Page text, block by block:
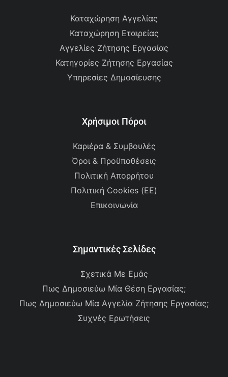
Καταχώρηση Αγγελίας
Καταχώρηση Εταιρείας
Αγγελίες Ζήτησης Εργασίας
Κατηγορίες Ζήτησης Εργασίας
Υπηρεσίες Δημοσίευσης
Χρήσιμοι Πόροι
Καριέρα & Συμβουλές
Όροι & Προϋποθέσεις
Πολιτική Απορρήτου
Πολιτική Cookies (ΕΕ)
Επικοινωνία
Σημαντικές Σελίδες
Σχετικά Με Εμάς
Πως Δημοσιεύω Μία Θέση Εργασίας;
Πως Δημοσιεύω Μία Αγγελία Ζήτησης Εργασίας;
Συχνές Ερωτήσεις